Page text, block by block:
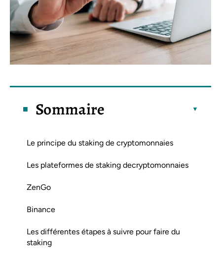
Sommaire
Le principe du staking de cryptomonnaies
Les plateformes de staking decryptomonnaies
ZenGo
Binance
Les différentes étapes à suivre pour faire du
staking